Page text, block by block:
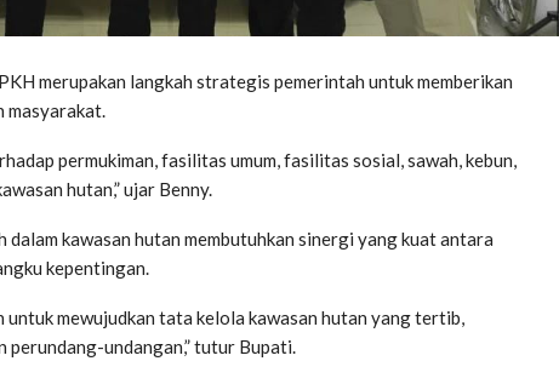
merupakan langkah strategis pemerintah untuk memberikan
masyarakat.
permukiman, fasilitas umum, fasilitas sosial, sawah, kebun,
hutan,” ujar Benny.
kawasan hutan membutuhkan sinergi yang kuat antara
kepentingan.
mewujudkan tata kelola kawasan hutan yang tertib,
undangan,” tutur Bupati.